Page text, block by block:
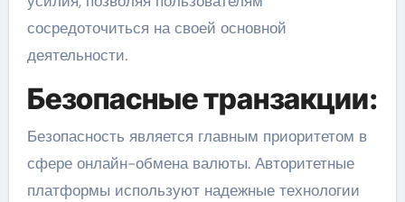
сосредоточиться на своей основной
деятельности.
Безопасные транзакции:
Безопасность является главным приоритетом в
сфере онлайн-обмена валюты. Авторитетные
платформы используют надежные технологии